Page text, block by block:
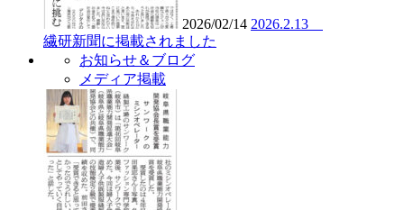
2026/02/14 2026.2.13
繊研新聞に掲載されました
お知らせ＆ブログ
メディア掲載